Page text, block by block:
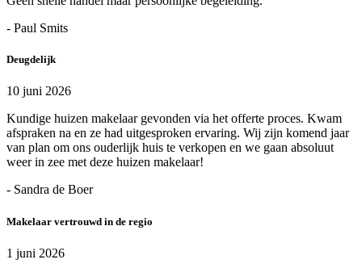
- Paul Smits
Deugdelijk
10 juni 2026
Kundige huizen makelaar gevonden via het offerte proces. Kwam
afspraken na en ze had uitgesproken ervaring. Wij zijn komend jaar
van plan om ons ouderlijk huis te verkopen en we gaan absoluut
weer in zee met deze huizen makelaar!
- Sandra de Boer
Makelaar vertrouwd in de regio
1 juni 2026